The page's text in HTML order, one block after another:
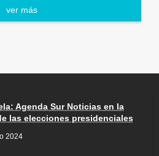
ver más
Agenda Sur Noticias en la
las elecciones presidenciales
2024